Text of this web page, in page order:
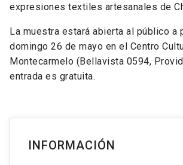
expresiones textiles artesanales de
La muestra estará abierta al público a
domingo 26 de mayo en el Centro
Montecarmelo (Bellavista 0594,
entrada es gratuita.
INFORMACIÓN